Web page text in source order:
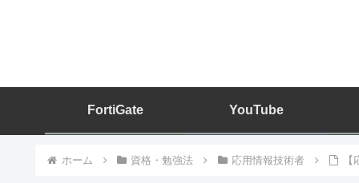
FortiGate YouTube
ホーム 資格・勉強法 応用情報技術者